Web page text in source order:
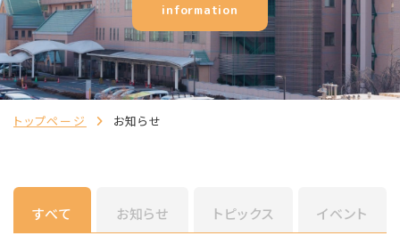
information
トップページ お知らせ
すべて お知らせ トピックス イベント